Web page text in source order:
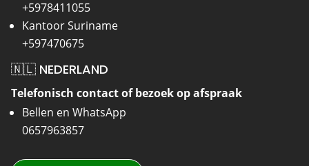
+5978411055
Kantoor Suriname
+597470675
🇳🇱 NEDERLAND
Telefonisch contact of bezoek op afspraak
Bellen en WhatsApp
0657963857